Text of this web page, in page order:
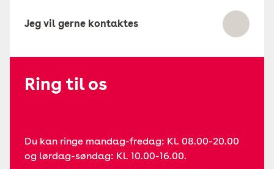
Jeg vil gerne kontaktes
Ring til os
Du kan ringe mandag-fredag: Kl. 08.00-20.00
og lørdag-søndag: Kl. 10.00-16.00.